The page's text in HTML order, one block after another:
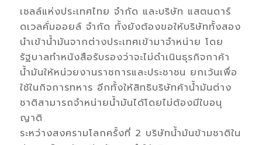
เชลล์แห่งประเทศไทย จำกัด และบริษัท แสตนดาร์
ดเวลคั่มออยล์ จำกัด ทั้งยังต้องขอให้บริษัททั้งสอง
นำเข้าน้ำมันจากต่างประเทศเข้ามาจำหน่าย โดย
รัฐบาลทำหนังสือรับรองว่าจะไม่ดำเนินธุรกิจกาค้า
น้ำมันให้หน่วยงานราชการและประชาชน ยกเว้นเพื่อ
ใช้ในกิจการทหาร อีกทั้งให้สิทธิบริษัทค้าน้ำมันต่าง
ชาติสามารถจำหน่ายน้ำมันได้โดยไม่ต้องมีใบอนุ
ญาติ
ระหว่างสงครามโลกครั้งที่ 2 บริษัทน้ำมันข้ามชาติใน